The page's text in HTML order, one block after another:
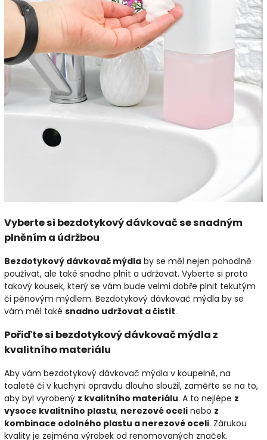
Vyberte si bezdotykový dávkovač se snadným
plněním a údržbou
Bezdotykový dávkovač mýdla by se měl nejen pohodlně
používat, ale také snadno plnit a udržovat. Vyberte si proto
takový kousek, který se vám bude velmi dobře plnit tekutým
či pěnovým mýdlem. Bezdotykový dávkovač mýdla by se
vám měl také snadno udržovat a čistit.
Pořiďte si bezdotykový dávkovač mýdla z
kvalitního materiálu
Aby vám bezdotykový dávkovač mýdla v koupelně, na
toaletě či v kuchyni opravdu dlouho sloužil, zaměřte se na to,
aby byl vyrobený z kvalitního materiálu. A to nejlépe z
vysoce kvalitního plastu, nerezové oceli nebo z
kombinace odolného plastu a nerezové oceli. Zárukou
kvality je zejména výrobek od renomovaných značek.